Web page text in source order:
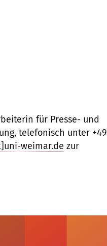
für Presse- und
telefonisch unter +49
weimar.de zur